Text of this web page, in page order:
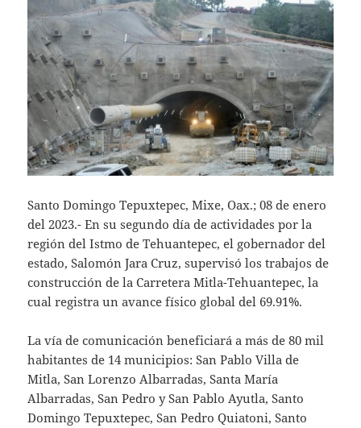
Santo Domingo Tepuxtepec, Mixe, Oax.; 08 de enero
del 2023.- En su segundo día de actividades por la
región del Istmo de Tehuantepec, el gobernador del
estado, Salomón Jara Cruz, supervisó los trabajos de
construcción de la Carretera Mitla-Tehuantepec, la
cual registra un avance físico global del 69.91%.
La vía de comunicación beneficiará a más de 80 mil
habitantes de 14 municipios: San Pablo Villa de
Mitla, San Lorenzo Albarradas, Santa María
Albarradas, San Pedro y San Pablo Ayutla, Santo
Domingo Tepuxtepec, San Pedro Quiatoni, Santo